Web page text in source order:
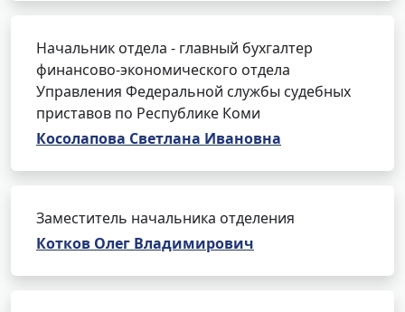
Начальник отдела - главный бухгалтер
финансово-экономического отдела
Управления Федеральной службы судебных
приставов по Республике Коми
Косолапова Светлана Ивановна
Заместитель начальника отделения
Котков Олег Владимирович